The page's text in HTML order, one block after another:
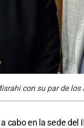
con su par de los
cabo en la sede del